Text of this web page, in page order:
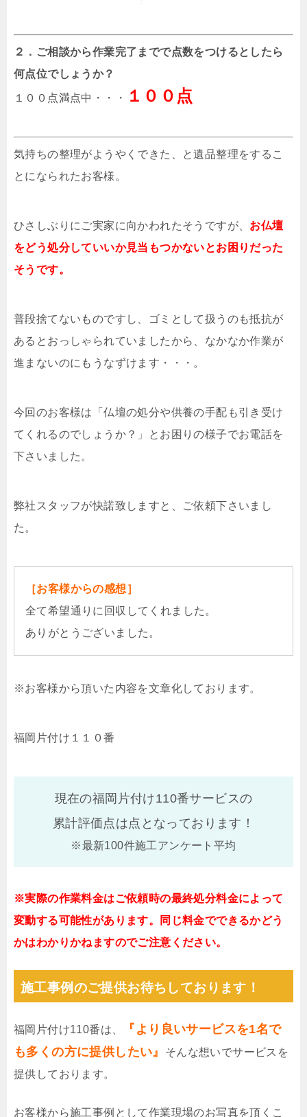
２．ご相談から作業完了までで点数をつけるとしたら
何点位でしょうか？
１００点満点中・・・ １００点
気持ちの整理がようやくできた、と遺品整理をするこ
とになられたお客様。
ひさしぶりにご実家に向かわれたそうですが、 お仏壇
をどう処分していいか見当もつかないとお困りだった
そうです。
普段捨てないものですし、ゴミとして扱うのも抵抗が
あるとおっしゃられていましたから、なかなか作業が
進まないのにもうなずけます・・・。
今回のお客様は「仏壇の処分や供養の手配も引き受け
てくれるのでしょうか？」とお困りの様子でお電話を
下さいました。
弊社スタッフが快諾致しますと、ご依頼下さいまし
た。
［お客様からの感想］
全て希望通りに回収してくれました。
ありがとうございました。
※お客様から頂いた内容を文章化しております。
福岡片付け１１０番
現在の福岡片付け110番サービスの
累計評価点は点となっております！
※最新100件施工アンケート平均
※実際の作業料金はご依頼時の最終処分料金によって
変動する可能性があります。同じ料金でできるかどう
かはわかりかねますのでご注意ください。
施工事例のご提供お待ちしております！
福岡片付け110番は、
『より良いサービスを1名で
も多くの方に提供したい』
そんな想いでサービスを
提供しております。
お客様から施工事例として作業現場のお写真を頂くこ